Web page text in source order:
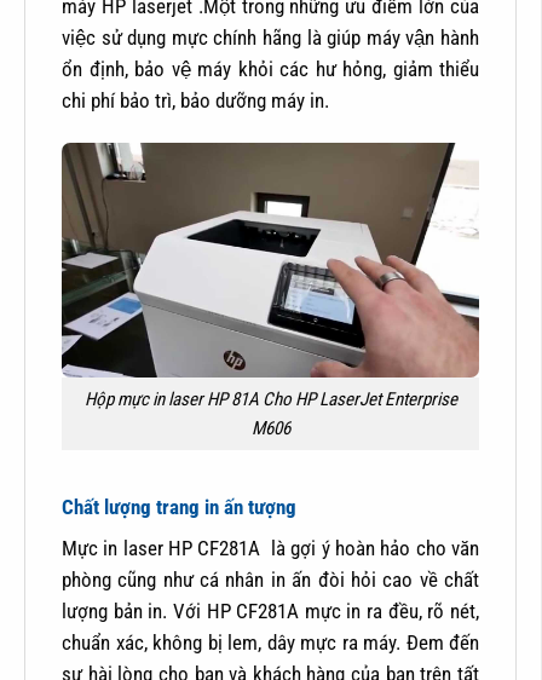
máy HP laserjet .Một trong những ưu điểm lớn của
việc sử dụng mực chính hãng là giúp máy vận hành
ổn định, bảo vệ máy khỏi các hư hỏng, giảm thiểu
chi phí bảo trì, bảo dưỡng máy in.
Hộp mực in laser HP 81A Cho HP LaserJet Enterprise
M606
Chất lượng trang in ấn tượng
Mực in laser HP CF281A là gợi ý hoàn hảo cho văn
phòng cũng như cá nhân in ấn đòi hỏi cao về chất
lượng bản in. Với HP CF281A mực in ra đều, rõ nét,
chuẩn xác, không bị lem, dây mực ra máy. Đem đến
sự hài lòng cho bạn và khách hàng của bạn trên tất